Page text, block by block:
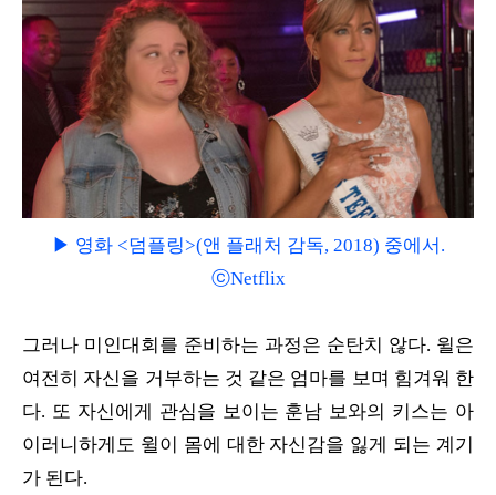
▶ 영화 <덤플링>(앤 플래처 감독, 2018) 중에서.
ⓒNetflix
그러나 미인대회를 준비하는 과정은 순탄치 않다. 윌은
여전히 자신을 거부하는 것 같은 엄마를 보며 힘겨워 한
다. 또 자신에게 관심을 보이는 훈남 보와의 키스는 아
이러니하게도 윌이 몸에 대한 자신감을 잃게 되는 계기
가 된다.